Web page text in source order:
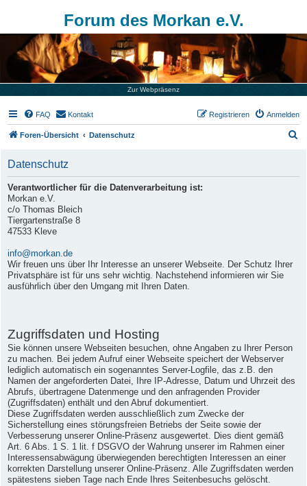
Forum des Morkan e.V.
Zur Webpräsenz
FAQ Kontakt Anmelden
Registrieren
Foren-Übersicht Datenschutz
Datenschutz
Verantwortlicher für die Datenverarbeitung ist:
Morkan e.V.
c/o Thomas Bleich
Tiergartenstraße 8
47533 Kleve
info@morkan.de
Wir freuen uns über Ihr Interesse an unserer Webseite. Der Schutz Ihrer
Privatsphäre ist für uns sehr wichtig. Nachstehend informieren wir Sie
ausführlich über den Umgang mit Ihren Daten.
Zugriffsdaten und Hosting
Sie können unsere Webseiten besuchen, ohne Angaben zu Ihrer Person
zu machen. Bei jedem Aufruf einer Webseite speichert der Webserver
lediglich automatisch ein sogenanntes Server-Logfile, das z.B. den
Namen der angeforderten Datei, Ihre IP-Adresse, Datum und Uhrzeit des
Abrufs, übertragene Datenmenge und den anfragenden Provider
(Zugriffsdaten) enthält und den Abruf dokumentiert.
Diese Zugriffsdaten werden ausschließlich zum Zwecke der
Sicherstellung eines störungsfreien Betriebs der Seite sowie der
Verbesserung unserer Online-Präsenz ausgewertet. Dies dient gemäß
Art. 6 Abs. 1 S. 1 lit. f DSGVO der Wahrung unserer im Rahmen einer
Interessensabwägung überwiegenden berechtigten Interessen an einer
korrekten Darstellung unserer Online-Präsenz. Alle Zugriffsdaten werden
spätestens sieben Tage nach Ende Ihres Seitenbesuchs gelöscht.